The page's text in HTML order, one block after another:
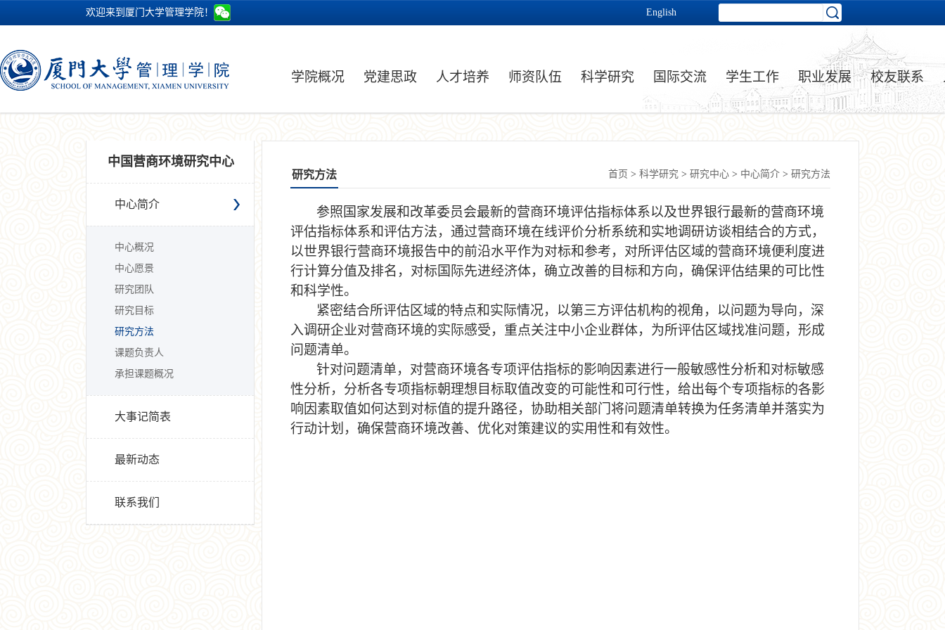
欢迎来到厦门大学管理学院！ English
学院概况 党建思政 人才培养 师资队伍 科学研究 国际交流 学生工作 职业发展 校友联系
中国营商环境研究中心
中心简介
中心概况
中心愿景
研究团队
研究目标
研究方法
课题负责人
承担课题概况
大事记简表
最新动态
联系我们
研究方法 首页 > 科学研究 > 研究中心 > 中心简介 > 研究方法
参照国家发展和改革委员会最新的营商环境评估指标体系以及世界银行最新的营商环境
评估指标体系和评估方法，通过营商环境在线评价分析系统和实地调研访谈相结合的方式，
以世界银行营商环境报告中的前沿水平作为对标和参考，对所评估区域的营商环境便利度进
行计算分值及排名，对标国际先进经济体，确立改善的目标和方向，确保评估结果的可比性
和科学性。
紧密结合所评估区域的特点和实际情况，以第三方评估机构的视角，以问题为导向，深
入调研企业对营商环境的实际感受，重点关注中小企业群体，为所评估区域找准问题，形成
问题清单。
针对问题清单，对营商环境各专项评估指标的影响因素进行一般敏感性分析和对标敏感
性分析，分析各专项指标朝理想目标取值改变的可能性和可行性，给出每个专项指标的各影
响因素取值如何达到对标值的提升路径，协助相关部门将问题清单转换为任务清单并落实为
行动计划，确保营商环境改善、优化对策建议的实用性和有效性。